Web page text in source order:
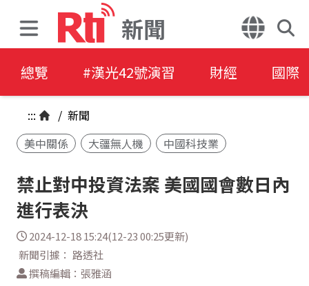
新聞
總覽 #漢光42號演習 財經 國際
::: / 新聞
美中關係
大疆無人機 中國科技業
禁止對中投資法案 美國國會數日內
進行表決
2024-12-18 15:24(12-23 00:25更新)
新聞引據： 路透社
撰稿編輯：張雅涵